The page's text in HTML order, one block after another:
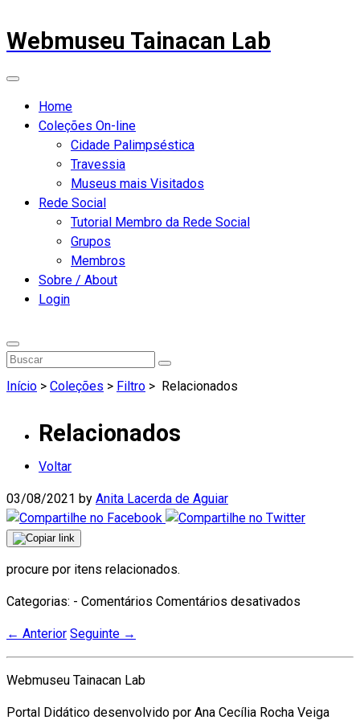
Webmuseu Tainacan Lab
Home
Coleções On-line
Cidade Palimpséstica
Travessia
Museus mais Visitados
Rede Social
Tutorial Membro da Rede Social
Grupos
Membros
Sobre / About
Login
Início > Coleções > Filtro > Relacionados
Relacionados
Voltar
03/08/2021 by Anita Lacerda de Aguiar
procure por itens relacionados.
Categorias: - Comentários Comentários desativados
← Anterior Seguinte →
Webmuseu Tainacan Lab
Portal Didático desenvolvido por Ana Cecília Rocha Veiga